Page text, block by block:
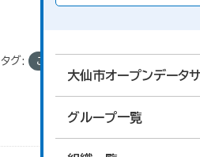
大仙市オープンデータ
グループ一覧
タグ: ごみ